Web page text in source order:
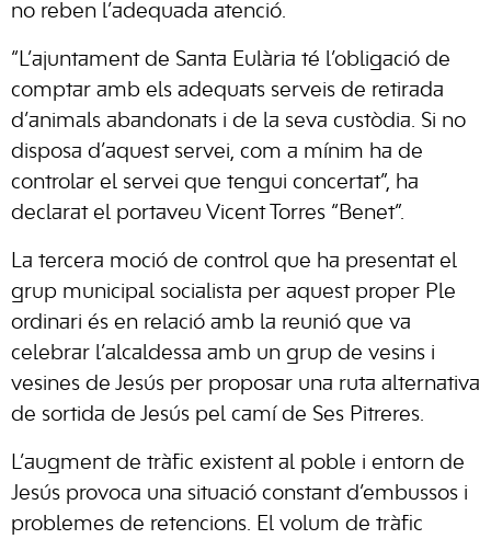
no reben l’adequada atenció.
“L’ajuntament de Santa Eulària té l’obligació de
comptar amb els adequats serveis de retirada
d’animals abandonats i de la seva custòdia. Si no
disposa d’aquest servei, com a mínim ha de
controlar el servei que tengui concertat”, ha
declarat el portaveu Vicent Torres “Benet”.
La tercera moció de control que ha presentat el
grup municipal socialista per aquest proper Ple
ordinari és en relació amb la reunió que va
celebrar l’alcaldessa amb un grup de vesins i
vesines de Jesús per proposar una ruta alternativa
de sortida de Jesús pel camí de Ses Pitreres.
L’augment de tràfic existent al poble i entorn de
Jesús provoca una situació constant d’embussos i
problemes de retencions. El volum de tràfic